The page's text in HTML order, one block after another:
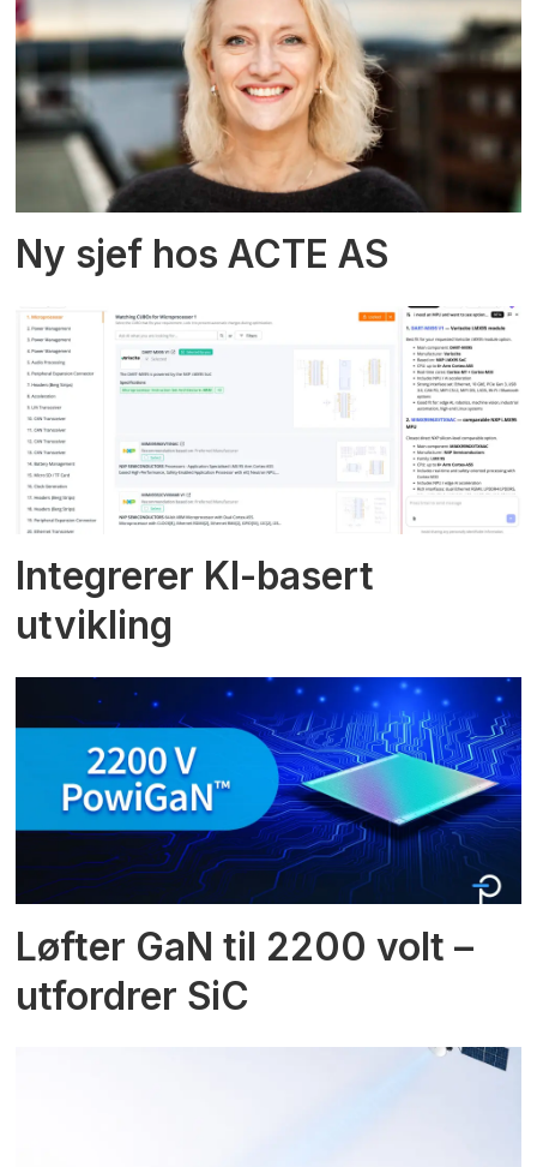
Ny sjef hos ACTE AS
Integrerer KI-basert
utvikling
Løfter GaN til 2200 volt –
utfordrer SiC